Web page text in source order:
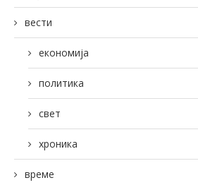
вести
економија
политика
свет
хроника
време